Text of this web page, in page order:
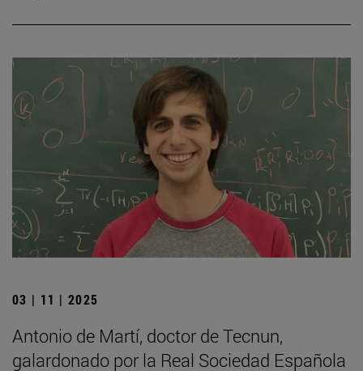
03 | 11 | 2025
Antonio de Martí, doctor de Tecnun,
galardonado por la Real Sociedad Española